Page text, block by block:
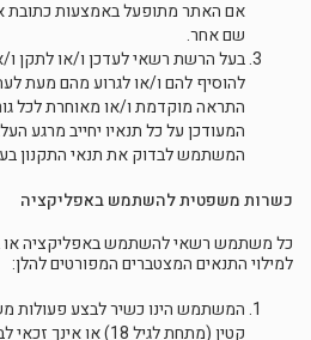
אם האתר מתופעל באמצעות כתובת
שם אחר.
בעל הרשת רשאי לעדכן ו/או לתקן ו/
להוסיף להם ו/או לגרוע מהם מעת
התראה מוקדמת ו/או מאוחרת לכל
המעודכן על כל תנאיו יחייב מרגע
המשתמש לבדוק את תנאי התקנון
כשרות משפטית להשתמש באפליקציה
כל משתמש רשאי להשתמש באפליקציה או
למילוי התנאים המצטברים המפורטים להלן:
המשתמש הינו כשיר לבצע פעולות
קטין (מתחת לגיל 18)